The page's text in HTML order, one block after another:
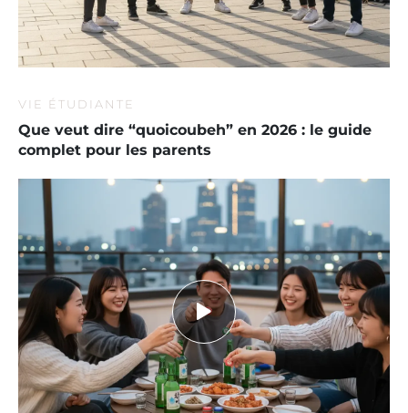
VIE ÉTUDIANTE
Que veut dire “quoicoubeh” en 2026 : le guide
complet pour les parents